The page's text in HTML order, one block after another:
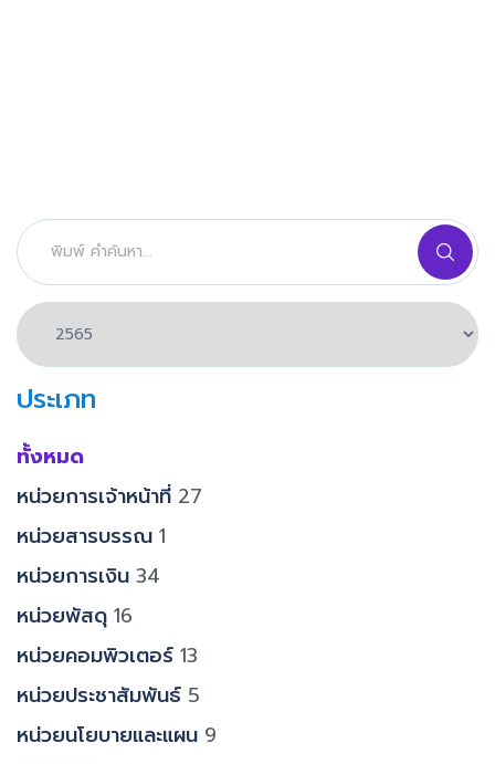
ประเภท
ทั้งหมด
หน่วยการเจ้าหน้าที่ 27
หน่วยสารบรรณ 1
หน่วยการเงิน 34
หน่วยพัสดุ 16
หน่วยคอมพิวเตอร์ 13
หน่วยประชาสัมพันธ์ 5
หน่วยนโยบายและแผน 9